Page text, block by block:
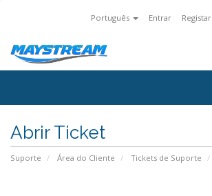
Português Entrar Registar
Abrir Ticket
Suporte Área do Cliente Tickets de Suporte